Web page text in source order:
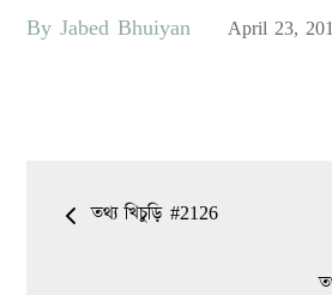
ByJabed Bhuiyan
Posted
April 23,
Postতথ্য খিচুড়ি #2126